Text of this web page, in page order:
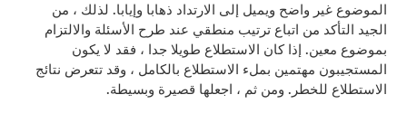
الموضوع غير واضح ويميل إلى الارتداد ذهابا وإيابا. لذلك ، من
الجيد التأكد من اتباع ترتيب منطقي عند طرح الأسئلة والالتزام
بموضوع معين. إذا كان الاستطلاع طويلا جدا ، فقد لا يكون
المستجيبون مهتمين بملء الاستطلاع بالكامل ، وقد تتعرض نتائج
الاستطلاع للخطر. ومن ثم ، اجعلها قصيرة وبسيطة.